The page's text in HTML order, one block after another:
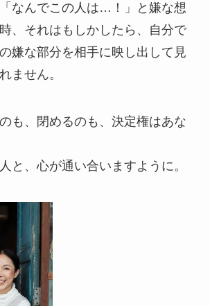
なんでこの人は…！」と嫌な想
、それはもしかしたら、自分で
嫌な部分を相手に映し出して見
ません。
も、閉めるのも、決定権はあな
と、心が通い合いますように。